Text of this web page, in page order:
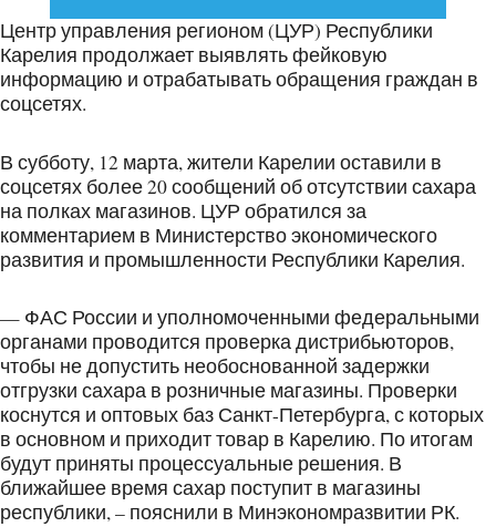
Центр управления регионом (ЦУР) Республики
Карелия продолжает выявлять фейковую
информацию и отрабатывать обращения граждан в
соцсетях.
В субботу, 12 марта, жители Карелии оставили в
соцсетях более 20 сообщений об отсутствии сахара
на полках магазинов. ЦУР обратился за
комментарием в Министерство экономического
развития и промышленности Республики Карелия.
— ФАС России и уполномоченными федеральными
органами проводится проверка дистрибьюторов,
чтобы не допустить необоснованной задержки
отгрузки сахара в розничные магазины. Проверки
коснутся и оптовых баз Санкт-Петербурга, с которых
в основном и приходит товар в Карелию. По итогам
будут приняты процессуальные решения. В
ближайшее время сахар поступит в магазины
республики, – пояснили в Минэкономразвитии РК.